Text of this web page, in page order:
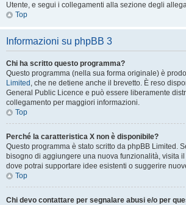
Utente, e segui i collegamenti alla sezione degli
Top
Informazioni su phpBB 3
Chi ha scritto questo programma?
Questo programma (nella sua forma originale) è
Limited , che ne detiene anche il brevetto. È reso
General Public Licence e può essere liberamente
collegamento per maggiori informazioni.
Top
Perché la caratteristica X non è disponibile?
Questo programma è stato scritto da phpBB Limited.
bisogno di aggiungere una nuova funzionalità, visita il
dove potrai supportare idee esistenti o suggerire
Top
Chi devo contattare per segnalare abusi e/o per